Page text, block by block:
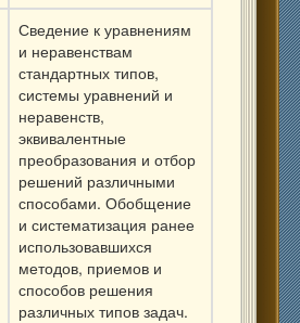
Сведение к уравнениям
и неравенствам
стандартных типов,
системы уравнений и
неравенств,
эквивалентные
преобразования и отбор
решений различными
способами. Обобщение
и систематизация ранее
использовавшихся
методов, приемов и
способов решения
различных типов задач.